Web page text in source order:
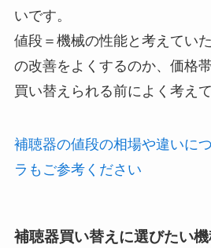
いです。
値段＝機械の性能と考えてい
の改善をよくするのか、価格
買い替えられる前によく考え
補聴器の値段の相場や違いに
ラもご参考ください
補聴器買い替えに選びたい